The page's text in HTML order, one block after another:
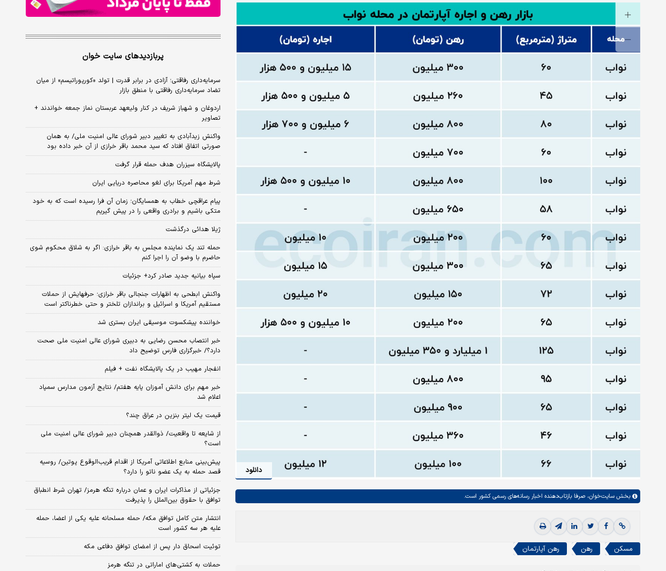
دانلود
بخش سایت‌خوان، صرفا بازتاب‌دهنده اخبار رسانه‌های رسمی کشور است.
مسکن رهن رهن آپارتمان
پربازدیدهای سایت خوان
سرمایه‌داری رفاقتی؛ آزادی در برابر قدرت | تولد «کورپوراتیسم» از میان
تضاد سرمایه‌داری رفاقتی با منطق بازار
اردوغان و شهباز شریف در کنار ولیعهد عربستان نماز جمعه خواندند +
تصاویر
واکنش زیدآبادی به تغییر دبیر شورای عالی امنیت ملی/ به همان
صورتی اتفاق افتاد که سید محمد باقر خرازی از آن خبر داده بود
پالایشگاه سیزران هدف حمله قرار گرفت
شرط مهم آمریکا برای لغو محاصره دریایی ایران
پیام عراقچی خطاب به همسایگان؛ زمان آن فرا رسیده است که به خود
متکی باشیم و برادری واقعی را در پیش گیریم
ژیلا هدائی درگذشت
حمله تند یک نماینده مجلس به باقر خرازی: اگر به شلاق محکوم شوی
حاضرم با وضو آن را اجرا کنم
سپاه بیانیه جدید صادر کرد+ جزئیات
واکنش ابطحی به اظهارات جنجالی باقر خرازی؛ حرفهایش از حملات
مستقیم آمریکا و اسرائیل و براندازان تلختر و حتی خطرناکتر است
خواننده پیشکسوت موسیقی ایران بستری شد
خبر انتصاب محسن رضایی به دبیری شورای عالی امنیت ملی صحت
دارد؟/ خبرگزاری فارس توضیح داد
انفجار مهیب در یک پالایشگاه نفت + فیلم
خبر مهم برای دانش آموزان پایه هفتم/ نتایج آزمون مدارس سمپاد
اعلام شد
قیمت یک لیتر بنزین در عراق چند؟
از شایعه تا واقعیت/ ذوالقدر همچنان دبیر شورای ‌عالی امنیت ملی
است؟
پیش‌بینی منابع اطلاعاتی آمریکا از اقدام قریب‌الوقوع پوتین/ روسیه
قصد حمله به یک عضو ناتو را دارد؟
جزئیاتی از مذاکرات ایران و عمان درباره تنگه هرمز/ تهران شرط انطباق
توافق با حقوق بین‌الملل را پذیرفت
انتشار متن کامل توافق مکه/ حمله مسلحانه علیه یکی از اعضا، حمله
علیه هر سه کشور است
توئیت اسحاق دار پس از امضای توافق دفاعی مکه
حملات به کشتی‌های اماراتی در تنگه هرمز